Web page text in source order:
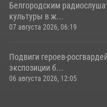
Белгородским
культуры в ж...
07 августа 2026, 06:19
Подвиги
экспозиции б...
06 августа 2026, 12:05